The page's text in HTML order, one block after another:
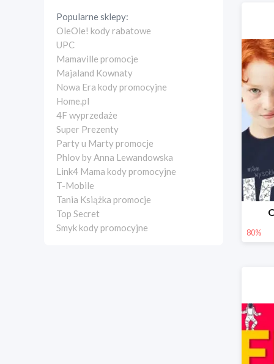
Popularne sklepy:
OleOle! kody rabatowe
UPC
Mamaville promocje
Majaland Kownaty
Nowa Era kody promocyjne
Home.pl
4F wyprzedaże
Super Prezenty
Party u Marty promocje
Phlov by Anna Lewandowska
Link4 Mama kody promocyjne
T-Mobile
Tania Książka promocje
Top Secret
Smyk kody promocyjne
80%